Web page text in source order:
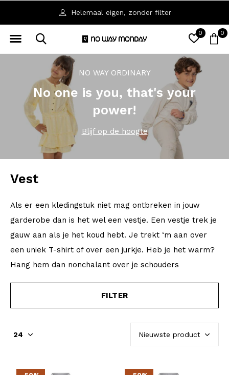
0 0
Helemaal eigen, zonder filter
NO WAY ORDINARY
No one is you, that's your
power!
Blijf op de hoogte
Vest
Als er een kledingstuk niet mag ontbreken in jouw
garderobe dan is het wel een vestje. Een vestje trek je
gauw aan als je het koud hebt. Je trekt ‘m aan over
een uniek T-shirt of over een jurkje. Heb je het warm?
Hang hem dan nonchalant over je schouders
FILTER